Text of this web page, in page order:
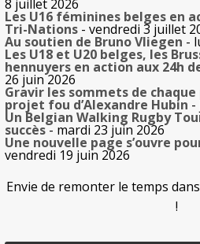
8 juillet 2026
Les U16 féminines belges en
Tri-Nations - vendredi 3 juillet
Au soutien de Bruno Vliegen -
Les U18 et U20 belges, les
hennuyers en action aux 24h
26 juin 2026
Gravir les sommets de chaque
projet fou d’Alexandre Hubin -
Un Belgian Walking Rugby
succès- mardi 23 juin 2026
Une nouvelle page s’ouvre
vendredi 19 juin 2026
Envie de remonter le temps
!